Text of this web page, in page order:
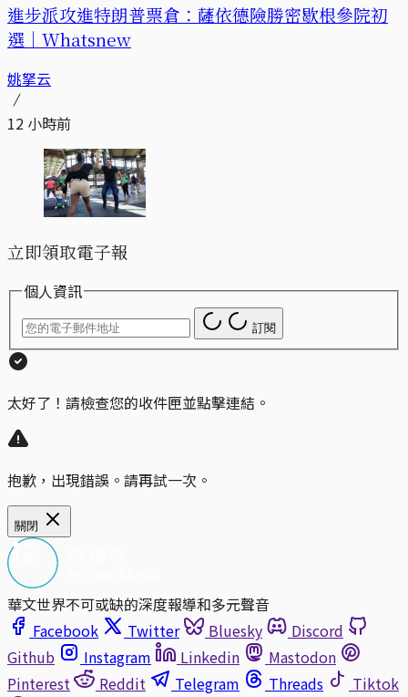
進步派攻進特朗普票倉：薩依德險勝密歇根參院初
選｜Whatsnew
姚拏云
12 小時前
立即領取電子報
個人資訊
訂閱
太好了！請檢查您的收件匣並點擊連結。
抱歉，出現錯誤。請再試一次。
關閉
華文世界不可或缺的深度報導和多元聲音
Facebook
Twitter Bluesky
Discord
Github
Instagram Linkedin
Mastodon
Pinterest
Reddit Telegram Threads
Tiktok